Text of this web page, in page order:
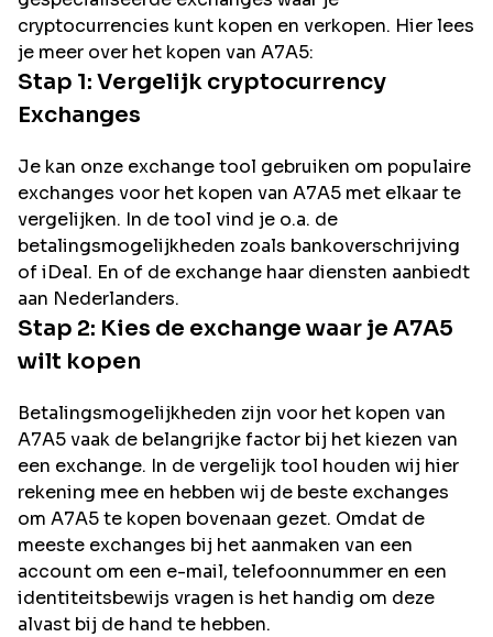
cryptocurrencies kunt kopen en verkopen. Hier lees
je meer over het kopen van A7A5:
Stap 1: Vergelijk cryptocurrency
Exchanges
Je kan onze exchange tool gebruiken om populaire
exchanges voor het kopen van A7A5 met elkaar te
vergelijken. In de tool vind je o.a. de
betalingsmogelijkheden zoals bankoverschrijving
of iDeal. En of de exchange haar diensten aanbiedt
aan Nederlanders.
Stap 2: Kies de exchange waar je A7A5
wilt kopen
Betalingsmogelijkheden zijn voor het kopen van
A7A5vaak de belangrijke factor bij het kiezen van
een exchange. In de vergelijk tool houden wij hier
rekening mee en hebben wij de beste exchanges
om A7A5te kopen bovenaan gezet. Omdat de
meeste exchanges bij het aanmaken van een
account om een e-mail, telefoonnummer en een
identiteitsbewijs vragen is het handig om deze
alvast bij de hand te hebben.